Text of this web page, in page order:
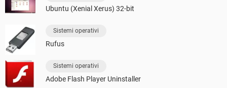
Ubuntu (Xenial Xerus) 32-bit
Sistemi operativi
Rufus
Sistemi operativi
Adobe Flash Player Uninstaller